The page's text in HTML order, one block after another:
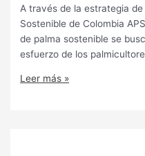
A través de la estrategia
Sostenible de Colombia
de palma sostenible se
esfuerzo de los
Leer más »